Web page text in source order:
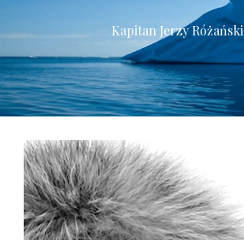
Kapitan Jerzy Różański